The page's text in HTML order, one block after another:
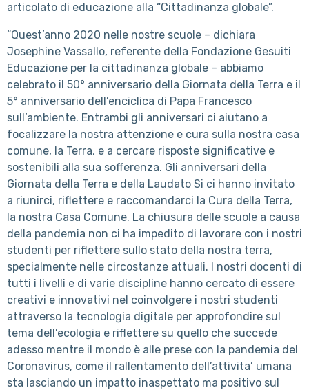
articolato di educazione alla “Cittadinanza globale”.
“Quest’anno 2020 nelle nostre scuole – dichiara
Josephine Vassallo, referente della Fondazione Gesuiti
Educazione per la cittadinanza globale – abbiamo
celebrato il 50° anniversario della Giornata della Terra e il
5° anniversario dell’enciclica di Papa Francesco
sull’ambiente. Entrambi gli anniversari ci aiutano a
focalizzare la nostra attenzione e cura sulla nostra casa
comune, la Terra, e a cercare risposte significative e
sostenibili alla sua sofferenza. Gli anniversari della
Giornata della Terra e della Laudato Si ci hanno invitato
a riunirci, riflettere e raccomandarci la Cura della Terra,
la nostra Casa Comune. La chiusura delle scuole a causa
della pandemia non ci ha impedito di lavorare con i nostri
studenti per riflettere sullo stato della nostra terra,
specialmente nelle circostanze attuali. I nostri docenti di
tutti i livelli e di varie discipline hanno cercato di essere
creativi e innovativi nel coinvolgere i nostri studenti
attraverso la tecnologia digitale per approfondire sul
tema dell’ecologia e riflettere su quello che succede
adesso mentre il mondo è alle prese con la pandemia del
Coronavirus, come il rallentamento dell’attivita’ umana
sta lasciando un impatto inaspettato ma positivo sul